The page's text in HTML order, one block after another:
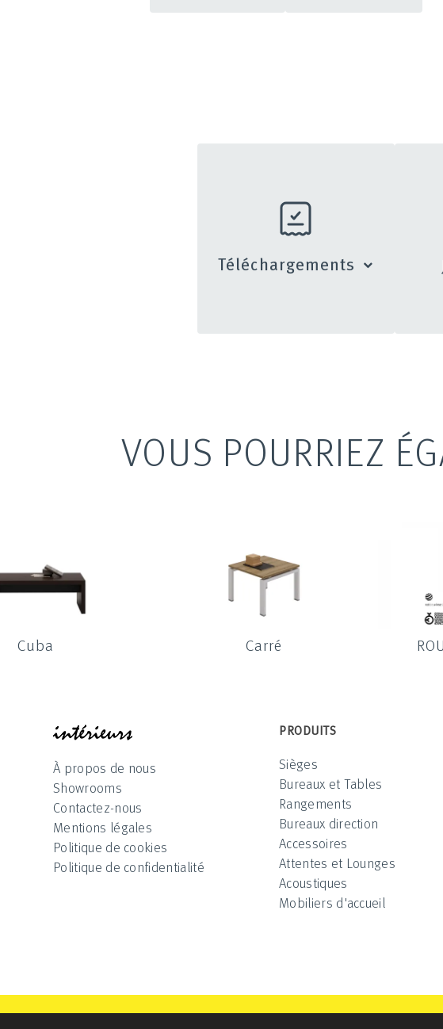
Téléchargements
VOUS POURRIEZ
Cuba Carré
À propos de nous
Showrooms
Contactez-nous
Mentions légales
Politique de cookies
Politique de confidentialité
PRODUITS
Sièges
Bureaux et Tables
Rangements
Bureaux direction
Accessoires
Attentes et Lounges
Acoustiques
Mobiliers d'accueil